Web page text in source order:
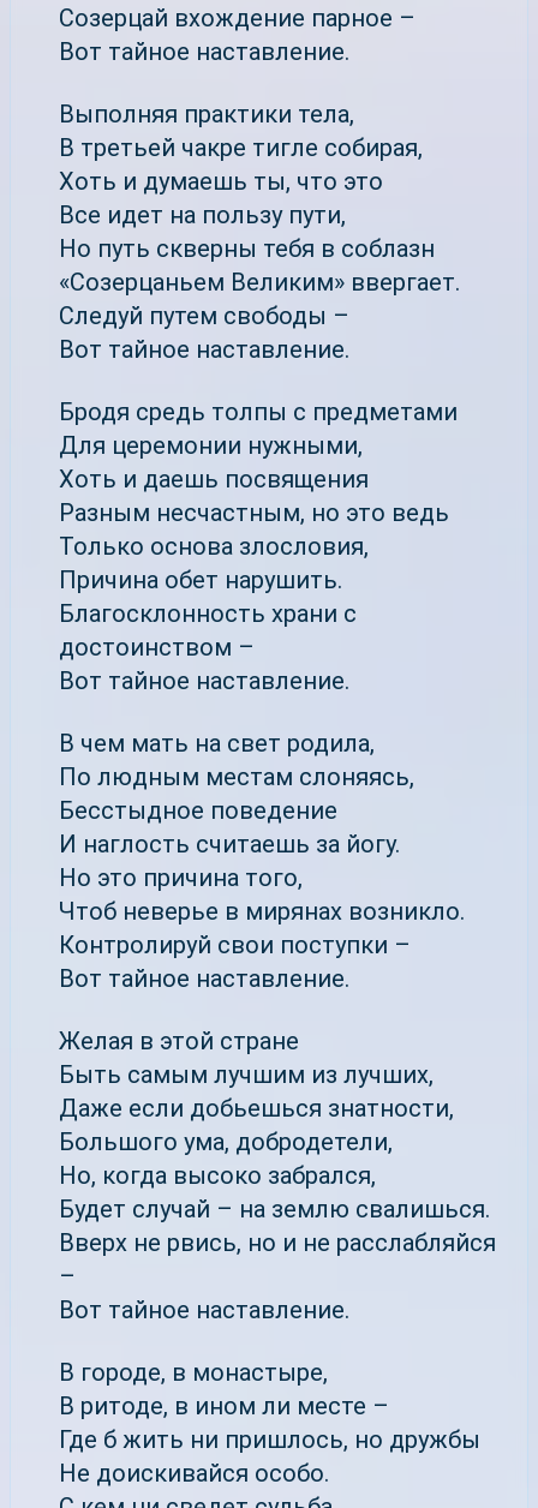
Созерцай вхождение парное –
Вот тайное наставление.
Выполняя практики тела,
В третьей чакре тигле собирая,
Хоть и думаешь ты, что это
Все идет на пользу пути,
Но путь скверны тебя в соблазн
«Созерцаньем Великим» ввергает.
Следуй путем свободы –
Вот тайное наставление.
Бродя средь толпы с предметами
Для церемонии нужными,
Хоть и даешь посвящения
Разным несчастным, но это ведь
Только основа злословия,
Причина обет нарушить.
Благосклонность храни с
достоинством –
Вот тайное наставление.
В чем мать на свет родила,
По людным местам слоняясь,
Бесстыдное поведение
И наглость считаешь за йогу.
Но это причина того,
Чтоб неверье в мирянах возникло.
Контролируй свои поступки –
Вот тайное наставление.
Желая в этой стране
Быть самым лучшим из лучших,
Даже если добьешься знатности,
Большого ума, добродетели,
Но, когда высоко забрался,
Будет случай – на землю свалишься.
Вверх не рвись, но и не расслабляйся
–
Вот тайное наставление.
В городе, в монастыре,
В ритоде, в ином ли месте –
Где б жить ни пришлось, но дружбы
Не доискивайся особо.